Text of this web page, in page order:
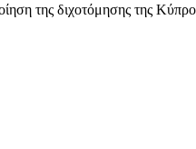
της διχοτόμησης της